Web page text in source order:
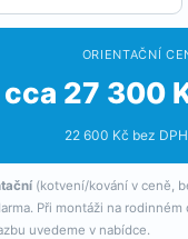
ORIENTAČNÍ
cca 27 300
22 600 Kč bez
(kotvení/kování v ceně,
Při montáži na
uvedeme v nabídce.